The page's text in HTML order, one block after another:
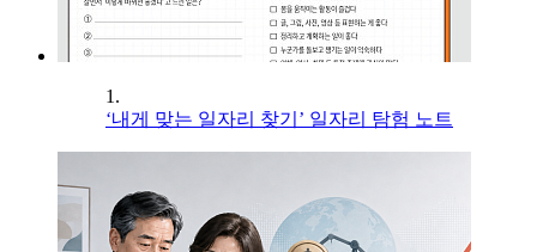
1.
‘내게 맞는 일자리 찾기’ 일자리 탐험 노트